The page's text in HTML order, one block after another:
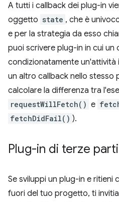
A tutti i callback dei plug-in
oggetto state , che è
e per la strategia da esso
puoi scrivere plug-in in cui un
condizionatamente un'attività
un altro callback nello stesso
calcolare la differenza tra
requestWillFetch() e
fetchDidFail() ).
Plug-in di terze parti
Se sviluppi un plug-in e ritieni
fuori del tuo progetto, ti